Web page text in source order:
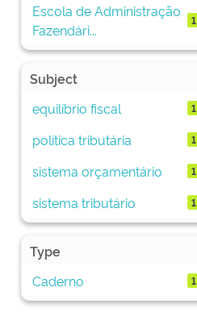
Escola de Administração
Fazendári...
1
Subject
equilíbrio fiscal
1
política tributária 1
sistema orçamentário 1
sistema tributário 1
Type
Caderno
1